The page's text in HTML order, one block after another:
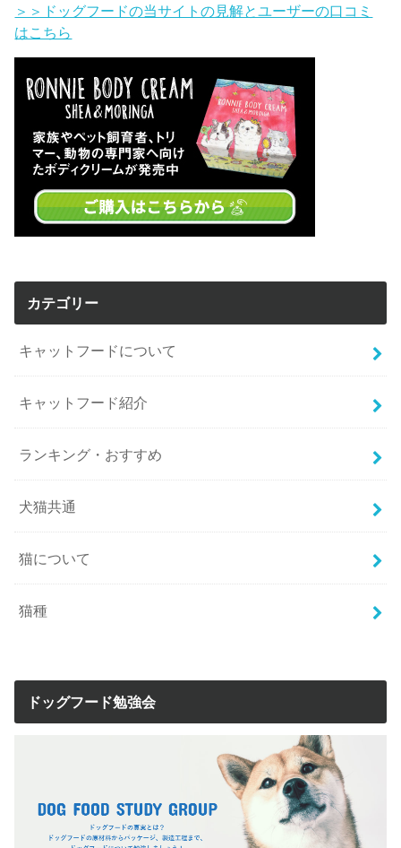
＞＞ドッグフードの当サイトの見解とユーザーの口コミ
はこちら
カテゴリー
キャットフードについて
キャットフード紹介
ランキング・おすすめ
犬猫共通
猫について
猫種
ドッグフード勉強会